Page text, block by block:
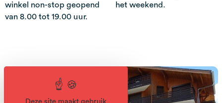
winkel non-stop geopend
van 8.00 tot 19.00 uur.
het weekend.